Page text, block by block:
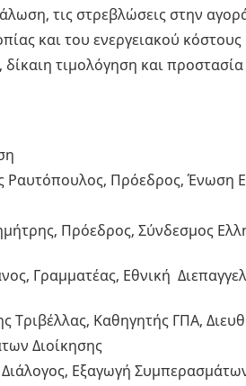
τις στρεβλώσεις στην
και του ενεργειακού
δίκαιη τιμολόγηση και
Ραυτόπουλος, Πρόεδρος,
Πρόεδρος, Σύνδεσμος
Γραμματέας, Εθνική
Τριβέλλας, Καθηγητής ΓΠΑ,
Διοίκησης
Εξαγωγή